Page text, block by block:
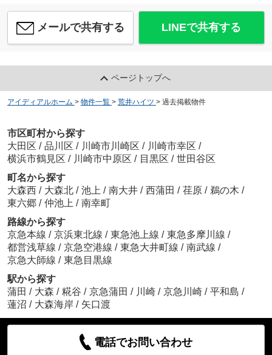
メールで共有する LINEで共有する
ページトップへ
アイディアルホーム > 物件一覧 > 荒井ハイツ > 過去掲載物件
市区町村から探す
大田区 / 品川区 / 川崎市川崎区 / 川崎市幸区 /
横浜市鶴見区 / 川崎市中原区 / 目黒区 / 世田谷区
町名から探す
大森西 / 大森北 / 池上 / 南大井 / 西蒲田 / 荏原 / 鵜の木 /
東六郷 / 仲池上 / 南幸町
路線から探す
京急本線 / 京浜東北線 / 東急池上線 / 東急多摩川線 /
都営浅草線 / 京急空港線 / 東急大井町線 / 南武線 /
京急大師線 / 東急目黒線
駅から探す
蒲田 / 大森 / 糀谷 / 京急蒲田 / 川崎 / 京急川崎 / 平和島 /
蓮沼 / 大森海岸 / 矢口渡
電話でお問い合わせ